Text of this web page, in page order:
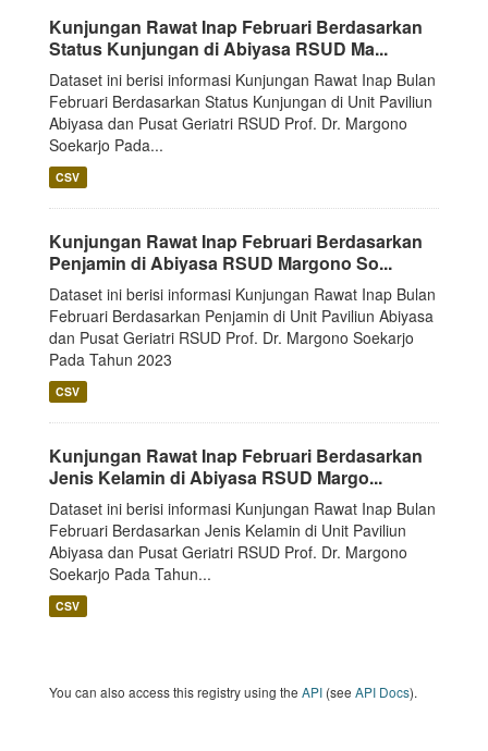
Kunjungan Rawat Inap Februari Berdasarkan
Status Kunjungan di Abiyasa RSUD Ma...
Dataset ini berisi informasi Kunjungan Rawat Inap Bulan
Februari Berdasarkan Status Kunjungan di Unit Paviliun
Abiyasa dan Pusat Geriatri RSUD Prof. Dr. Margono
Soekarjo Pada...
CSV
Kunjungan Rawat Inap Februari Berdasarkan
Penjamin di Abiyasa RSUD Margono So...
Dataset ini berisi informasi Kunjungan Rawat Inap Bulan
Februari Berdasarkan Penjamin di Unit Paviliun Abiyasa
dan Pusat Geriatri RSUD Prof. Dr. Margono Soekarjo
Pada Tahun 2023
CSV
Kunjungan Rawat Inap Februari Berdasarkan
Jenis Kelamin di Abiyasa RSUD Margo...
Dataset ini berisi informasi Kunjungan Rawat Inap Bulan
Februari Berdasarkan Jenis Kelamin di Unit Paviliun
Abiyasa dan Pusat Geriatri RSUD Prof. Dr. Margono
Soekarjo Pada Tahun...
CSV
You can also access this registry using the API (see API Docs).